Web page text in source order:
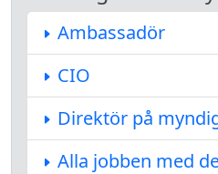
Ambassadör
CIO
Direktör på
Alla jobben med